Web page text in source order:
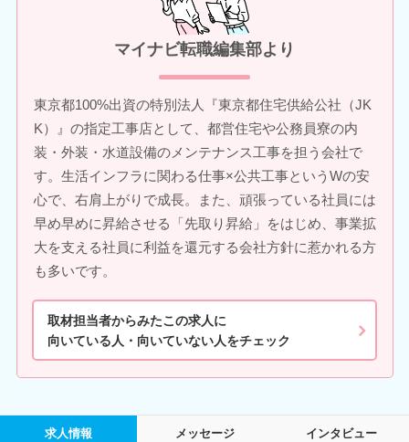
マイナビ転職編集部より
東京都100%出資の特別法人『東京都住宅供給公社（JK
K）』の指定工事店として、都営住宅や公務員寮の内
装・外装・水道設備のメンテナンス工事を担う会社で
す。生活インフラに関わる仕事×公共工事というWの安
心で、右肩上がりで成長。また、頑張っている社員には
早め早めに昇給させる「先取り昇給」をはじめ、事業拡
大を支える社員に利益を還元する会社方針に惹かれる方
も多いです。
取材担当者からみたこの求人に
向いている人・向いていない人をチェック
求人情報 メッセージ インタビュー